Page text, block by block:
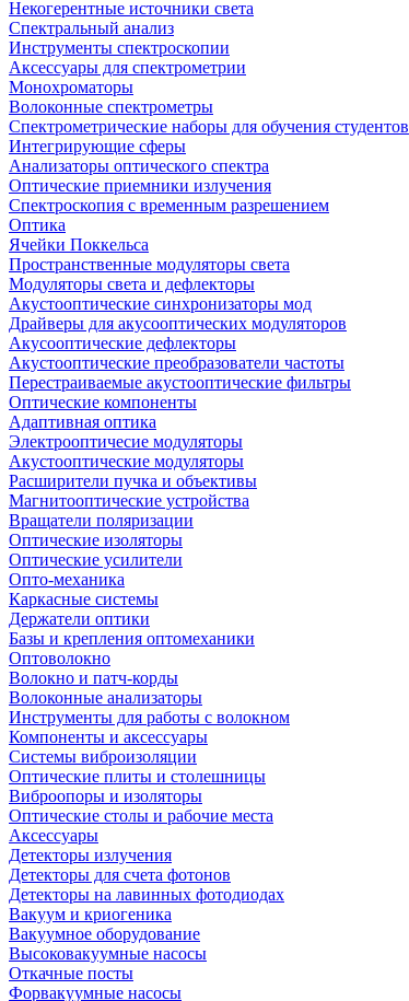
Некогерентные источники света
Спектральный анализ
Инструменты спектроскопии
Аксессуары для спектрометрии
Монохроматоры
Волоконные спектрометры
Спектрометрические наборы для обучения студентов
Интегрирующие сферы
Анализаторы оптического спектра
Оптические приемники излучения
Спектроскопия с временным разрешением
Оптика
Ячейки Поккельса
Пространственные модуляторы света
Модуляторы света и дефлекторы
Акустооптические синхронизаторы мод
Драйверы для акусооптических модуляторов
Акусооптические дефлекторы
Акустооптические преобразователи частоты
Перестраиваемые акустооптические фильтры
Оптические компоненты
Адаптивная оптика
Электрооптичесие модуляторы
Акустооптические модуляторы
Расширители пучка и объективы
Магнитооптические устройства
Вращатели поляризации
Оптические изоляторы
Оптические усилители
Опто-механика
Каркасные системы
Держатели оптики
Базы и крепления оптомеханики
Оптоволокно
Волокно и патч-корды
Волоконные анализаторы
Инструменты для работы с волокном
Компоненты и аксессуары
Системы виброизоляции
Оптические плиты и столешницы
Виброопоры и изоляторы
Оптические столы и рабочие места
Аксессуары
Детекторы излучения
Детекторы для счета фотонов
Детекторы на лавинных фотодиодах
Вакуум и криогеника
Вакуумное оборудование
Высоковакуумные насосы
Откачные посты
Форвакуумные насосы